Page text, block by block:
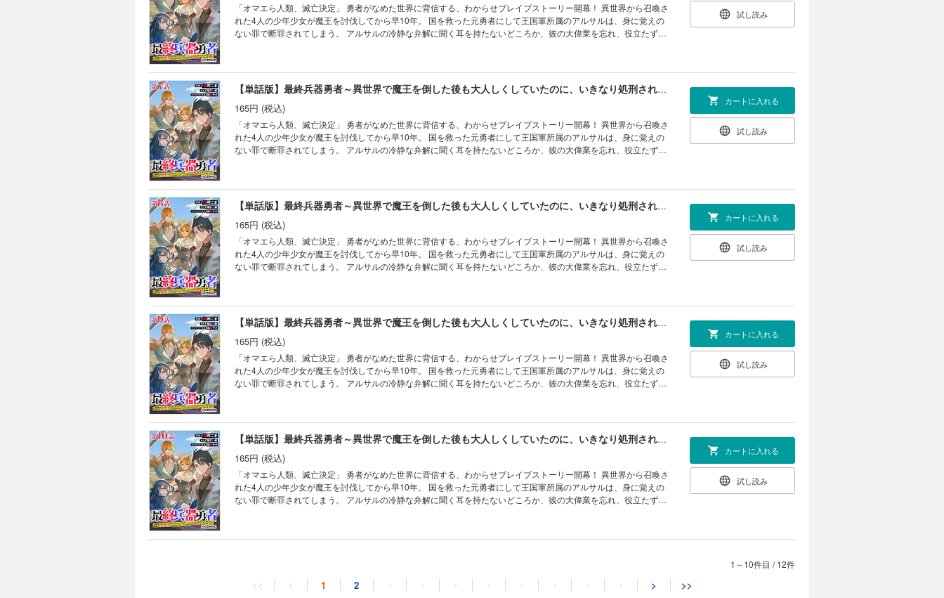
「オマエら人類、滅亡決定」 勇者がなめた世界に背信する、わからせブレイブストーリー開幕！ 異世界から召喚さ
れた4人の少年少女が魔王を討伐してから早10年。 国を救った元勇者にして王国軍所属のアルサルは、身に覚えの
ない罪で断罪されてしまう。 アルサルの冷静な弁解に聞く耳を持たないどころか、彼の大偉業を忘れ、役立たずの
威扱いされてしまう!? 「オマエら滅亡決定」 元勇者がなめた世界に背信する、わからせブレイブストーリー開
幕！！
試し読み
【単話版】最終兵器勇者～異世界で魔王を倒した後も大人しくしていたのに、いきなり処刑されそうになったので反逆します。国を捨ててスローライフの旅に出たのですが、なんか成り行きで新世界の魔王になりそうです～@COMIC 第7話
165円 (税込)
「オマエら人類、滅亡決定」 勇者がなめた世界に背信する、わからせブレイブストーリー開幕！ 異世界から召喚さ
れた4人の少年少女が魔王を討伐してから早10年。 国を救った元勇者にして王国軍所属のアルサルは、身に覚えの
ない罪で断罪されてしまう。 アルサルの冷静な弁解に聞く耳を持たないどころか、彼の大偉業を忘れ、役立たずの
威扱いされてしまう!? 「オマエら滅亡決定」 元勇者がなめた世界に背信する、わからせブレイブストーリー開
幕！！
カートに入れる
試し読み
【単話版】最終兵器勇者～異世界で魔王を倒した後も大人しくしていたのに、いきなり処刑されそうになったので反逆します。国を捨ててスローライフの旅に出たのですが、なんか成り行きで新世界の魔王になりそうです～@COMIC 第8話
165円 (税込)
「オマエら人類、滅亡決定」 勇者がなめた世界に背信する、わからせブレイブストーリー開幕！ 異世界から召喚さ
れた4人の少年少女が魔王を討伐してから早10年。 国を救った元勇者にして王国軍所属のアルサルは、身に覚えの
ない罪で断罪されてしまう。 アルサルの冷静な弁解に聞く耳を持たないどころか、彼の大偉業を忘れ、役立たずの
威扱いされてしまう!? 「オマエら滅亡決定」 元勇者がなめた世界に背信する、わからせブレイブストーリー開
幕！！
カートに入れる
試し読み
【単話版】最終兵器勇者～異世界で魔王を倒した後も大人しくしていたのに、いきなり処刑されそうになったので反逆します。国を捨ててスローライフの旅に出たのですが、なんか成り行きで新世界の魔王になりそうです～@COMIC 第9話
165円 (税込)
「オマエら人類、滅亡決定」 勇者がなめた世界に背信する、わからせブレイブストーリー開幕！ 異世界から召喚さ
れた4人の少年少女が魔王を討伐してから早10年。 国を救った元勇者にして王国軍所属のアルサルは、身に覚えの
ない罪で断罪されてしまう。 アルサルの冷静な弁解に聞く耳を持たないどころか、彼の大偉業を忘れ、役立たずの
威扱いされてしまう!? 「オマエら滅亡決定」 元勇者がなめた世界に背信する、わからせブレイブストーリー開
幕！！
カートに入れる
試し読み
【単話版】最終兵器勇者～異世界で魔王を倒した後も大人しくしていたのに、いきなり処刑されそうになったので反逆します。国を捨ててスローライフの旅に出たのですが、なんか成り行きで新世界の魔王になりそうです～@COMIC 第10話
165円 (税込)
「オマエら人類、滅亡決定」 勇者がなめた世界に背信する、わからせブレイブストーリー開幕！ 異世界から召喚さ
れた4人の少年少女が魔王を討伐してから早10年。 国を救った元勇者にして王国軍所属のアルサルは、身に覚えの
ない罪で断罪されてしまう。 アルサルの冷静な弁解に聞く耳を持たないどころか、彼の大偉業を忘れ、役立たずの
威扱いされてしまう!? 「オマエら滅亡決定」 元勇者がなめた世界に背信する、わからせブレイブストーリー開
カートに入れる
試し読み
「オマエら人類、滅亡決定」 勇者がなめた世界に背信する、わからせブレイブストーリー開幕！ 異世界から召喚さ
カートに入れる
1～10件目 /12件
<< < 1 2 ・ ・ ・ ・ ・ ・ ・ ・ > >>